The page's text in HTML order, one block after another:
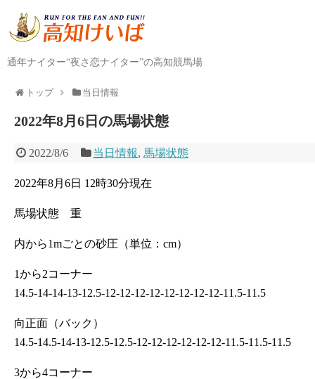
通年ナイター“夜さ恋ナイター”の高知競馬場
トップ 当日情報
2022年8月6日の馬場状態
2022/8/6 当日情報, 馬場状態
2022年8月6日 12時30分現在
馬場状態 重
内から1mごとの砂圧（単位：cm）
1から2コーナー
14.5-14-14-13-12.5-12-12-12-12-12-12-12-12-11.5-11.5
向正面（バック）
14.5-14.5-14-13-12.5-12.5-12-12-12-12-12-12-11.5-11.5-11.5
3から4コーナー